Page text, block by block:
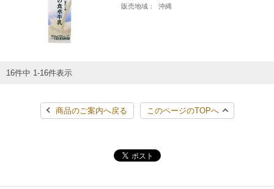
販売地域： 沖縄
16件中 1-16件表示
商品のご案内へ戻る このページのTOPへ